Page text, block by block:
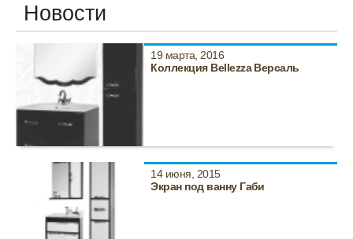
Новости
19 марта, 2016
Коллекция Bellezza Версаль
14 июня, 2015
Экран под ванну Габи